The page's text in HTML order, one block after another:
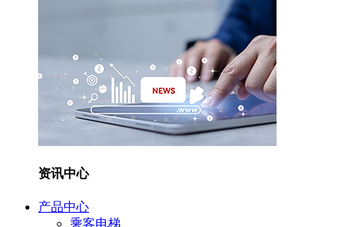
资讯中心
产品中心
乘客电梯